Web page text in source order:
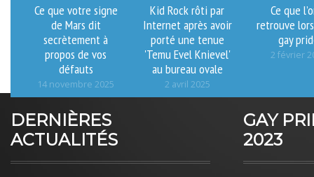
Ce que votre signe
de Mars dit
secrètement à
propos de vos
défauts
14 novembre 2025
Kid Rock rôti par
Internet après avoir
porté une tenue
'Temu Evel Knievel'
au bureau ovale
2 avril 2025
Ce que
retrouve
gay
2 février
DERNIÈRES
ACTUALITÉS
GAY
2023